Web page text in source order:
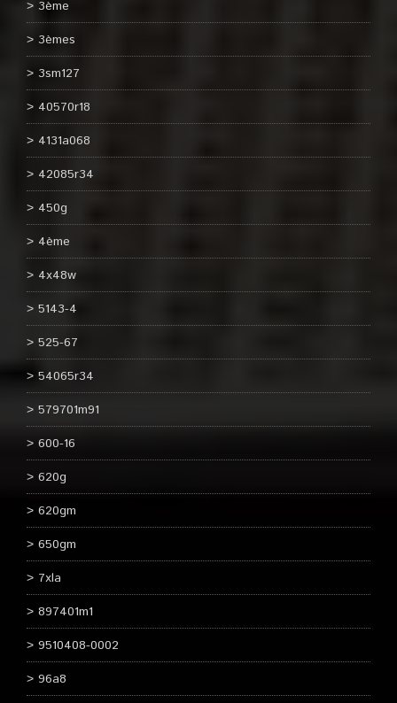
3ème
3èmes
3sm127
40570r18
4131a068
42085r34
450g
4ème
4x48w
5143-4
525-67
54065r34
579701m91
600-16
620g
620gm
650gm
7xla
897401m1
9510408-0002
96a8